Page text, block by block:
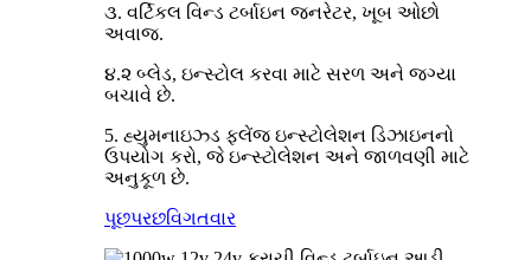
૩. વર્ટિકલ વિન્ડ ટર્બાઇન જનરેટર, ખૂબ ઓછો
અવાજ.
૪.૨ બ્લેડ, ઇન્સ્ટોલ કરવા માટે સરળ અને જગ્યા
બચાવે છે.
5. હ્યુમનાઇઝ્ડ ફ્લેંજ ઇન્સ્ટોલેશન ડિઝાઇનનો
ઉપયોગ કરો, જે ઇન્સ્ટોલેશન અને જાળવણી માટે
અનુકૂળ છે.
પૂછપરછવિગતવાર